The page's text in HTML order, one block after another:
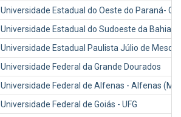
Universidade Estadual do Oeste do Paraná-
Universidade Estadual do Sudoeste da Bahia-
Universidade Estadual Paulista Júlio de
Universidade Federal da Grande Dourados
Universidade Federal de Alfenas - Alfenas (MG)
Universidade Federal de Goiás - UFG